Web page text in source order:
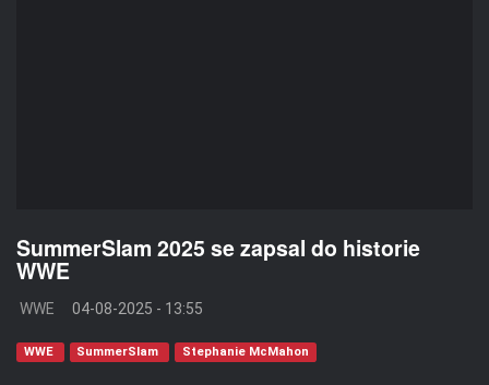
SummerSlam 2025 se zapsal do historie
WWE
WWE 04-08-2025 - 13:55
WWE SummerSlam Stephanie McMahon